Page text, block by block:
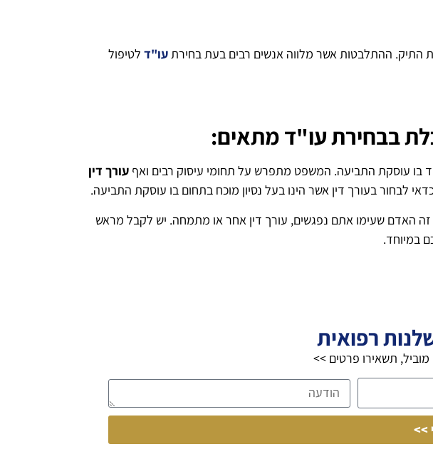
ההתלבטות אשר מלווה אנשים רבים בעת בחירתעו"ד לטיפול
בבחירת עו"ד מתאים:
בו עוסקת התביעה. המשפט מתפרש על תחומי עיסוק רבים ואף עורך דין
לבחור בעורך דין אשר הינו בעל נסיון מוכח בתחום בו עוסקת התביעה.
זה האדם שעימו אתם נפגשים, עורך דין אחר או מתמחה. יש לקבל מראש
במיוחד.
רפואית
תשאירו פרטים >>
>>